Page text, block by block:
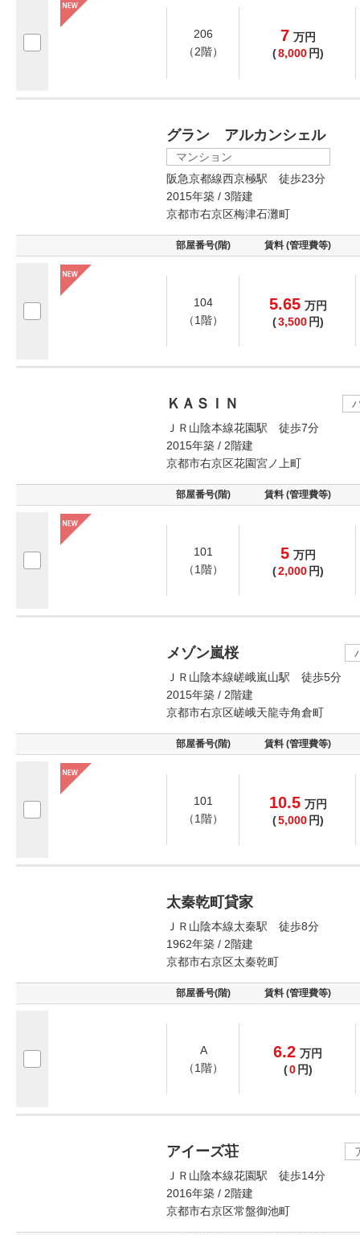
206
（2階）
7 万円
(8,000 円)
グラン アルカンシェル
マンション
阪急京都線西京極駅 徒歩23分
2015年築 / 3階建
京都市右京区梅津石灘町
部屋番号(階) 賃料 (管理費等)
104
（1階）
5.65 万円
(3,500 円)
ＫＡＳＩＮ
ＪＲ山陰本線花園駅 徒歩7分
2015年築 / 2階建
京都市右京区花園宮ノ上町
部屋番号(階) 賃料 (管理費等)
101
（1階）
5 万円
(2,000 円)
メゾン嵐桜
ＪＲ山陰本線嵯峨嵐山駅 徒歩5分
2015年築 / 2階建
京都市右京区嵯峨天龍寺角倉町
部屋番号(階) 賃料 (管理費等)
101
（1階）
10.5 万円
(5,000 円)
太秦乾町貸家
ＪＲ山陰本線太秦駅 徒歩8分
1962年築 / 2階建
京都市右京区太秦乾町
部屋番号(階) 賃料 (管理費等)
A
（1階）
6.2 万円
(0 円)
アイーズ荘
ＪＲ山陰本線花園駅 徒歩14分
2016年築 / 2階建
京都市右京区常盤御池町